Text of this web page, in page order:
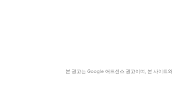
본 광고는 Google 애드센스 광고이며, 본 사이트